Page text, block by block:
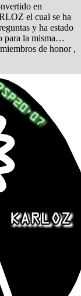
en
el cual se ha
y ha estado
para la misma…
de honor ,